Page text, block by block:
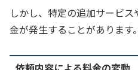
しかし、特定の追加サービ
金が発生することがあります。